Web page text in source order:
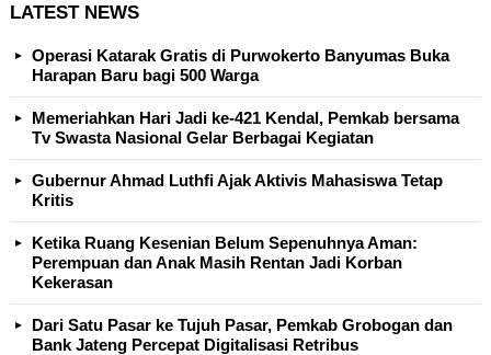
LATEST NEWS
Operasi Katarak Gratis di Purwokerto Banyumas Buka
Harapan Baru bagi 500 Warga
Memeriahkan Hari Jadi ke-421 Kendal, Pemkab bersama
Tv Swasta Nasional Gelar Berbagai Kegiatan
Gubernur Ahmad Luthfi Ajak Aktivis Mahasiswa Tetap
Kritis
Ketika Ruang Kesenian Belum Sepenuhnya Aman:
Perempuan dan Anak Masih Rentan Jadi Korban
Kekerasan
Dari Satu Pasar ke Tujuh Pasar, Pemkab Grobogan dan
Bank Jateng Percepat Digitalisasi Retribus